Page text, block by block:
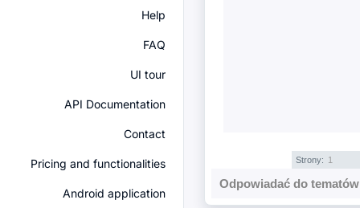
Help
FAQ
UI tour
API Documentation
Contact
Pricing and functionalities
Android application
Strony: 1
Odpowiadać do